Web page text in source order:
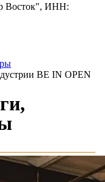
Восток", ИНН:
BE IN OPEN